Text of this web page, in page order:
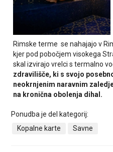
Rimske terme se nahajajo v
kjer pod pobočjem visokega
skal izvirajo vrelci s termalno
zdravilišče, ki s svojo
neokrnjenim naravnim
na kronična obolenja dihal.
Ponudba je del kategorij:
Kopalne karte
Savne